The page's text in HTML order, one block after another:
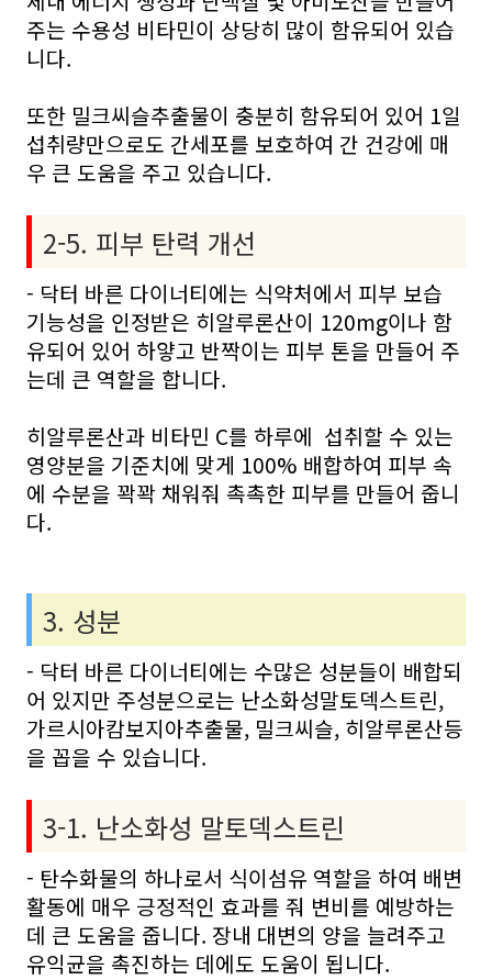
주는 수용성 비타민이 상당히 많이 함유되어 있습
니다.
또한 밀크씨슬추출물이 충분히 함유되어 있어 1일
섭취량만으로도 간세포를 보호하여 간 건강에 매
우 큰 도움을 주고 있습니다.
2-5. 피부 탄력 개선
- 닥터 바른 다이너티에는 식약처에서 피부 보습
기능성을 인정받은 히알루론산이 120mg이나 함
유되어 있어 하얗고 반짝이는 피부 톤을 만들어 주
는데 큰 역할을 합니다.
히알루론산과 비타민 C를 하루에 섭취할 수 있는
영양분을 기준치에 맞게 100% 배합하여 피부 속
에 수분을 꽉꽉 채워줘 촉촉한 피부를 만들어 줍니
다.
3. 성분
- 닥터 바른 다이너티에는 수많은 성분들이 배합되
어 있지만 주성분으로는 난소화성말토덱스트린,
가르시아캄보지아추출물, 밀크씨슬, 히알루론산등
을 꼽을 수 있습니다.
3-1. 난소화성 말토덱스트린
- 탄수화물의 하나로서 식이섬유 역할을 하여 배변
활동에 매우 긍정적인 효과를 줘 변비를 예방하는
데 큰 도움을 줍니다. 장내 대변의 양을 늘려주고
유익균을 촉진하는 데에도 도움이 됩니다.